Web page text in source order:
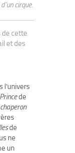
cirque.
de cette
et des
l’univers
de
de
ne
un